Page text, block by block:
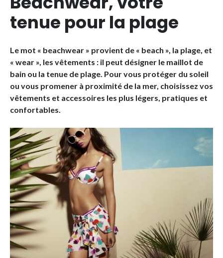
tenue pour la plage
Le mot « beachwear » provient de « beach », la plage, et
« wear », les vêtements : il peut désigner le maillot de
bain ou la tenue de plage. Pour vous protéger du soleil
ou vous promener à proximité de la mer, choisissez vos
vêtements et accessoires les plus légers, pratiques et
confortables.